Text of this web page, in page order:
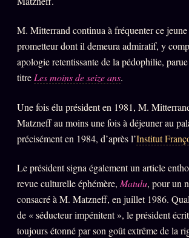
M. Mitterrand continua à fréquenter ce
prometteur dont il demeura admiratif, y
apologie retentissante de la pédophilie,
titreLes moins de seize ans.
Une fois élu président en 1981, M.
Matzneff au moins une fois à déjeuner au
précisément en 1984, d’après l’Institut
Le président signa également un article
revue culturelle éphémère, Matulu, pour un
consacré à M. Matzneff, en juillet 1986.
de « séducteur impénitent », le président
toujours étonné par son goût extrême de la